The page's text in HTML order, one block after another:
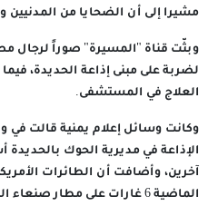
مشيرا إلى أن الضحايا من المدنيين
وبثّت قناة "المسيرة" صوراً لرجال
لضربة على مبنى إذاعة الحديدة،
العلاج في المستشفى.
وكانت وسائل إعلام يمنية قالت
آخرين، وأضافت أن الطائرات
الماضية 6 غارات على مطار